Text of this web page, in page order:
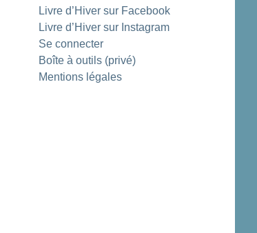
Livre d’Hiver sur Facebook
Livre d’Hiver sur Instagram
Se connecter
Boîte à outils (privé)
Mentions légales